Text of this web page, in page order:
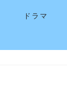
ドラマ